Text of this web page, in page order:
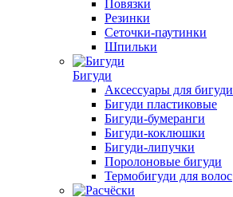
Повязки
Резинки
Сеточки-паутинки
Шпильки
Бигуди
Аксессуары для бигуди
Бигуди пластиковые
Бигуди-бумеранги
Бигуди-коклюшки
Бигуди-липучки
Поролоновые бигуди
Термобигуди для волос